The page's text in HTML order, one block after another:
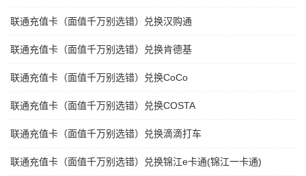
联通充值卡（面值千万别选错）兑换汉购通
联通充值卡（面值千万别选错）兑换肯德基
联通充值卡（面值千万别选错）兑换CoCo
联通充值卡（面值千万别选错）兑换COSTA
联通充值卡（面值千万别选错）兑换滴滴打车
联通充值卡（面值千万别选错）兑换锦江e卡通(锦江一卡通)